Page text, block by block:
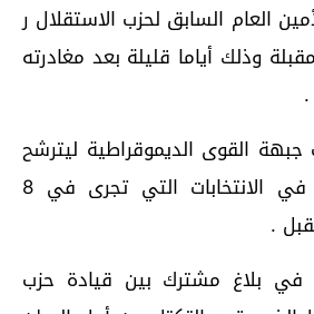
العام السابق لحزب الاستقلال ر
وذلك أياما قليلة بعد مغادرته
.
القوى الديموقراطية ليترشح
باسم حزب الزيتونة في الانتخابات التي تجرى في 8
.
في بلاغ مشترك بين قيادة حزب